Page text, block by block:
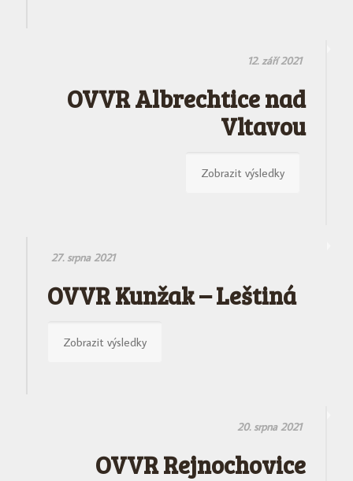
12. září 2021
OVVR Albrechtice nad
Vltavou
Zobrazit výsledky
27. srpna 2021
OVVR Kunžak – Leštiná
Zobrazit výsledky
20. srpna 2021
OVVR Rejnochovice